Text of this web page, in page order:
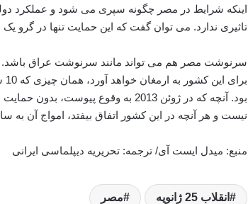
اینکه شرایط در مصر چگونه سپری می شود و عملکرد
تاثیری ندارد. می توان گفت که این حمایت تنها در گرو
سرنوشت مصر هم می تواند مانند سرنوشت عراق
بود. آنچه که در ژوئن 2013 به وقوع
نیست و هر آنچه در این کشور اتفاق بیفتد، امواج آن
منبع: میدل ایست آی/ ترجمه: تحریریه دیپلماسی ایرانی
انقلاب 25 ژانویه مصر